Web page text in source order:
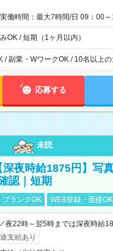
し
働時間：最大7時間/日 09：00
り異なります。
OK / 短期（1ヶ月以内）
/ 副業・WワークOK / 10名以上
応募する
未読
深夜時給1875円】写
認｜短期
ブランクOK WEB登録・面接OK
夜22時～翌5時までは深夜時給
支給あり